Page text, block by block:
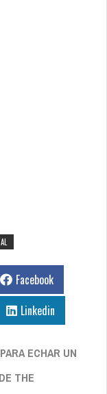
Facebook
Linkedin
ECHAR UN
THE